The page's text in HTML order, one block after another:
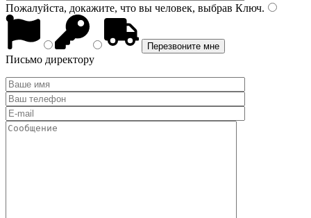
Пожалуйста, докажите, что вы человек, выбрав Ключ.
Письмо директору